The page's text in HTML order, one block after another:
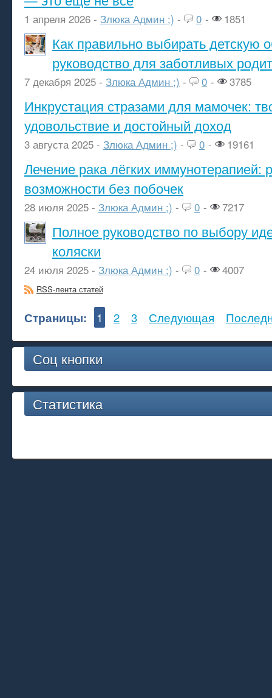
1 апреля 2026 - Злюка Админ ;) - 0 - 1851
Как правильно выбирать детскую
руководство для заботливых
7 декабря 2025 - Злюка Админ ;) - 0 - 3785
Инкрустация стразами для мамочек:
удовольствие и достойный доход
3 августа 2025 - Злюка Админ ;) - 0 - 19161
Лечение рака лёгких иммунотерапией:
возможности без побочек
28 июля 2025 - Злюка Админ ;) - 0 - 7217
Полное руководство по выбору
коляски
24 июля 2025 - Злюка Админ ;) - 0 - 4007
RSS-лента статей
Страницы: 1 2 3 Следующая
Соц кнопки
Статистика